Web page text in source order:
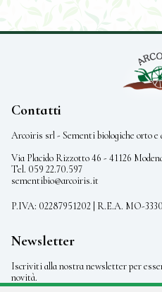
Contatti
Arcoiris srl - Sementi biologiche orto e
Via Placido Rizzotto 46 - 41126
Tel. 059 22.70.597
sementibio@arcoiris.it
P.IVA: 02287951202 | R.E.A. MO-
Newsletter
Iscriviti alla nostra newsletter per
novità.